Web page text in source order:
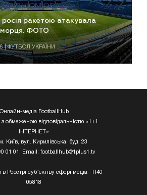
ракетою атакувала
ФОТО
| ФУТБОЛ УКРАЇНИ
Онлайн-медіа FootballHub
з обмеженою відповідальністю «1+1
ІНТЕРНЕТ»
Київ, вул. Кирилівська, буд. 23
01 01, Email: footballhub@1plus1.tv
в Реєстрі суб’єктіву сфері медіа - R40-
05818